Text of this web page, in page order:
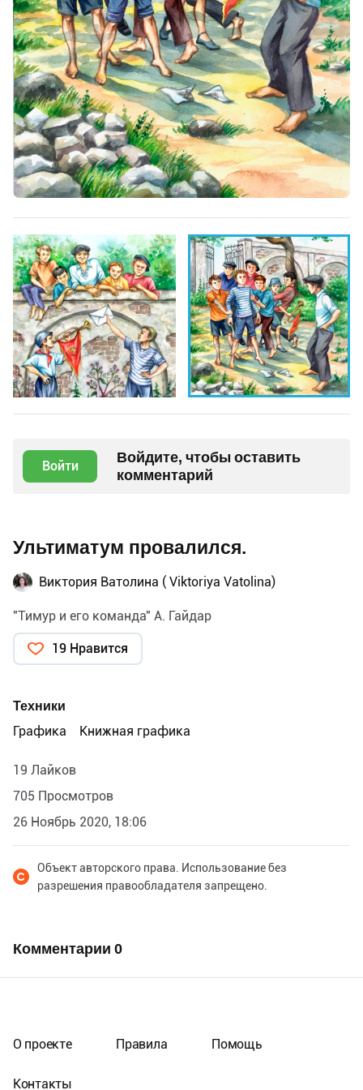
Войти
Войдите, чтобы оставить
комментарий
Ультиматум провалился.
Виктория Ватолина ( Viktoriya Vatolina)
"Тимур и его команда" А. Гайдар
19 Нравится
Техники
Графика
Книжная графика
19 Лайков
705 Просмотров
26 Ноябрь 2020, 18:06
Объект авторского права. Использование без
разрешения правообладателя запрещено.
Комментарии 0
О проекте Правила Помощь
Контакты